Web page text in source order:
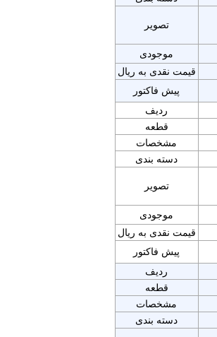
تصویر
موجودی
قیمت نقدی به ریال
پیش فاکتور
ردیف
قطعه
مشخصات
دسته بندی
تصویر
موجودی
قیمت نقدی به ریال
پیش فاکتور
ردیف
قطعه
مشخصات
دسته بندی